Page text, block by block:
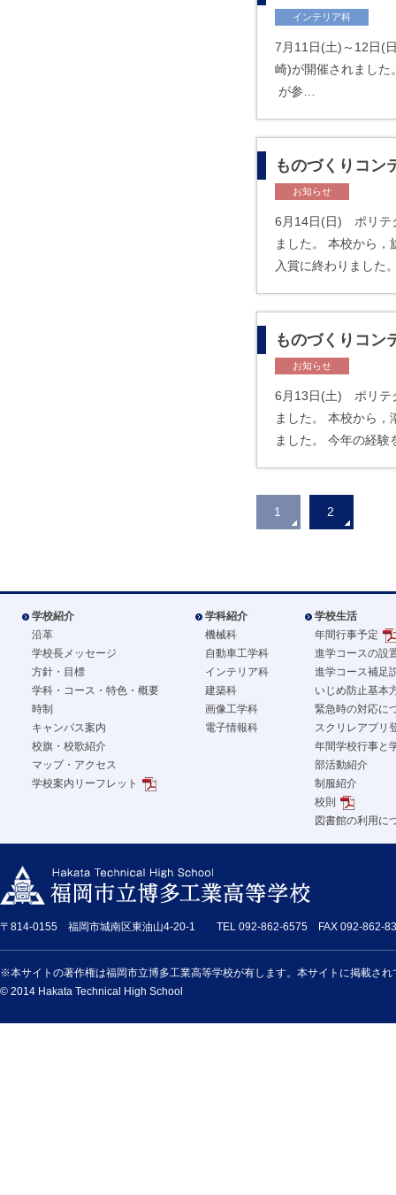
インテリア科
7月11日(土)～12日(
崎)が開催されました
が参…
ものづくりコン
お知らせ
6月14日(日) ポリテ
ました。 本校から
入賞に終わりました
ものづくりコン
お知らせ
6月13日(土) ポリテ
ました。 本校から
ました。 今年の経
1 2
学校紹介
沿革
学校長メッセージ
方針・目標
学科・コース・特色・概要
時制
キャンパス案内
校旗・校歌紹介
マップ・アクセス
学校案内リーフレット
学科紹介
機械科
自動車工学科
インテリア科
建築科
画像工学科
電子情報科
学校生活
年間行事予定
進学コースの設
進学コース補足
いじめ防止基本
緊急時の対応に
スクリレアプリ
年間学校行事と
部活動紹介
制服紹介
校則
図書館の利用に
〒814-0155 福岡市城南区東油山4-20-1 TEL 092-862-6575 FAX 092-862-
※本サイトの著作権は福岡市立博多工業高等学校が有します。本サイトに掲載さ
© 2014 Hakata Technical High School